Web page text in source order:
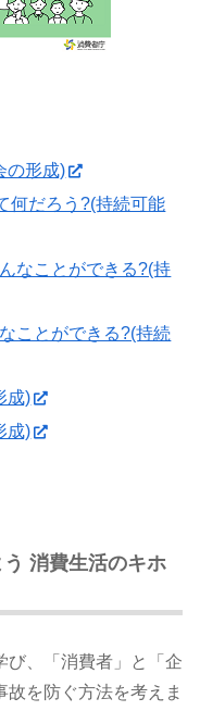
の形成)
何だろう?(持続可能
なことができる?(持
ことができる?(持続
成)
成)
消費生活のキホ
び、「消費者」と「企
を防ぐ方法を考えま